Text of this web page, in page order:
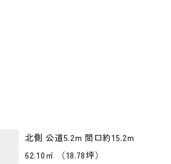
北側 公道5.2m 間口約15.2m
62.10㎡ （18.78坪）